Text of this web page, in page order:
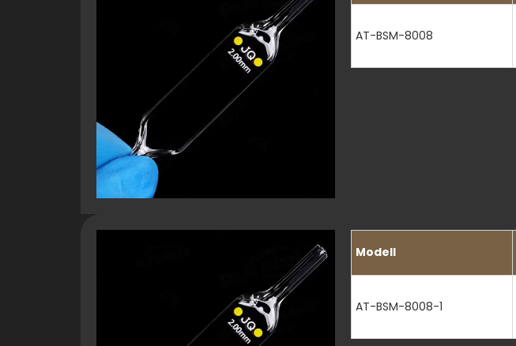
AT-BSM-8008
Modell
AT-BSM-8008-1